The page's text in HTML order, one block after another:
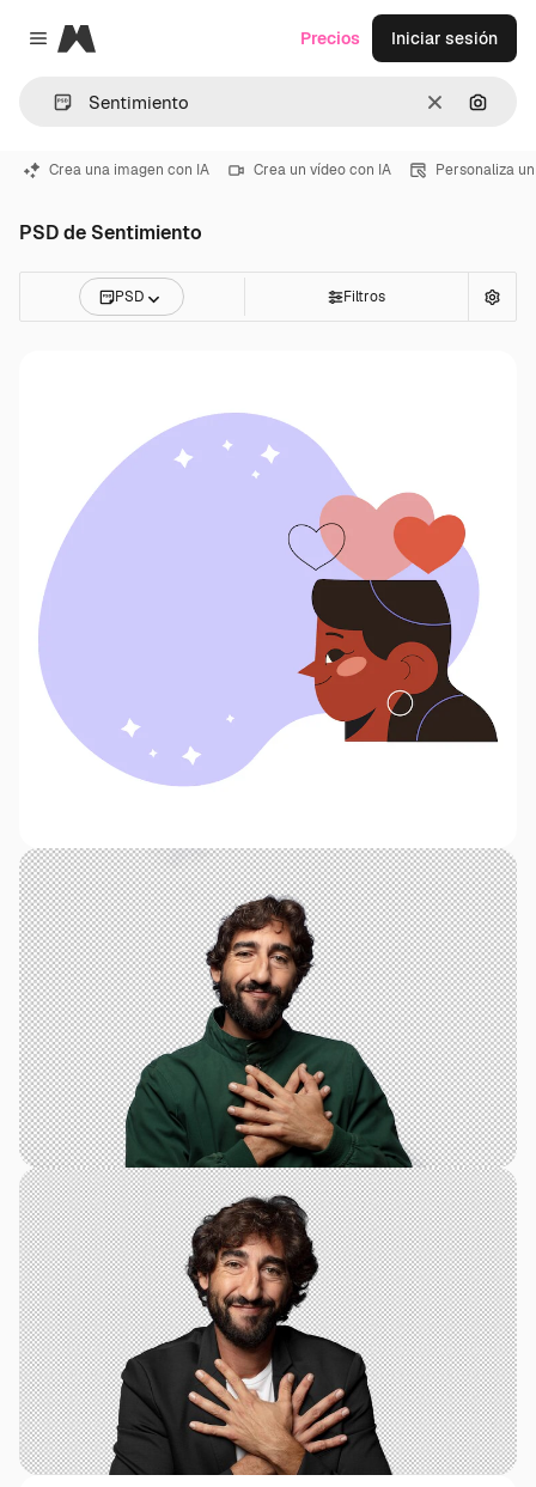
Close menu
Magnific
Borrar
Precios Iniciar sesión
Crea una imagen con IA Crea un vídeo con IA Personaliza
PSD de Sentimiento
PSD Filtros